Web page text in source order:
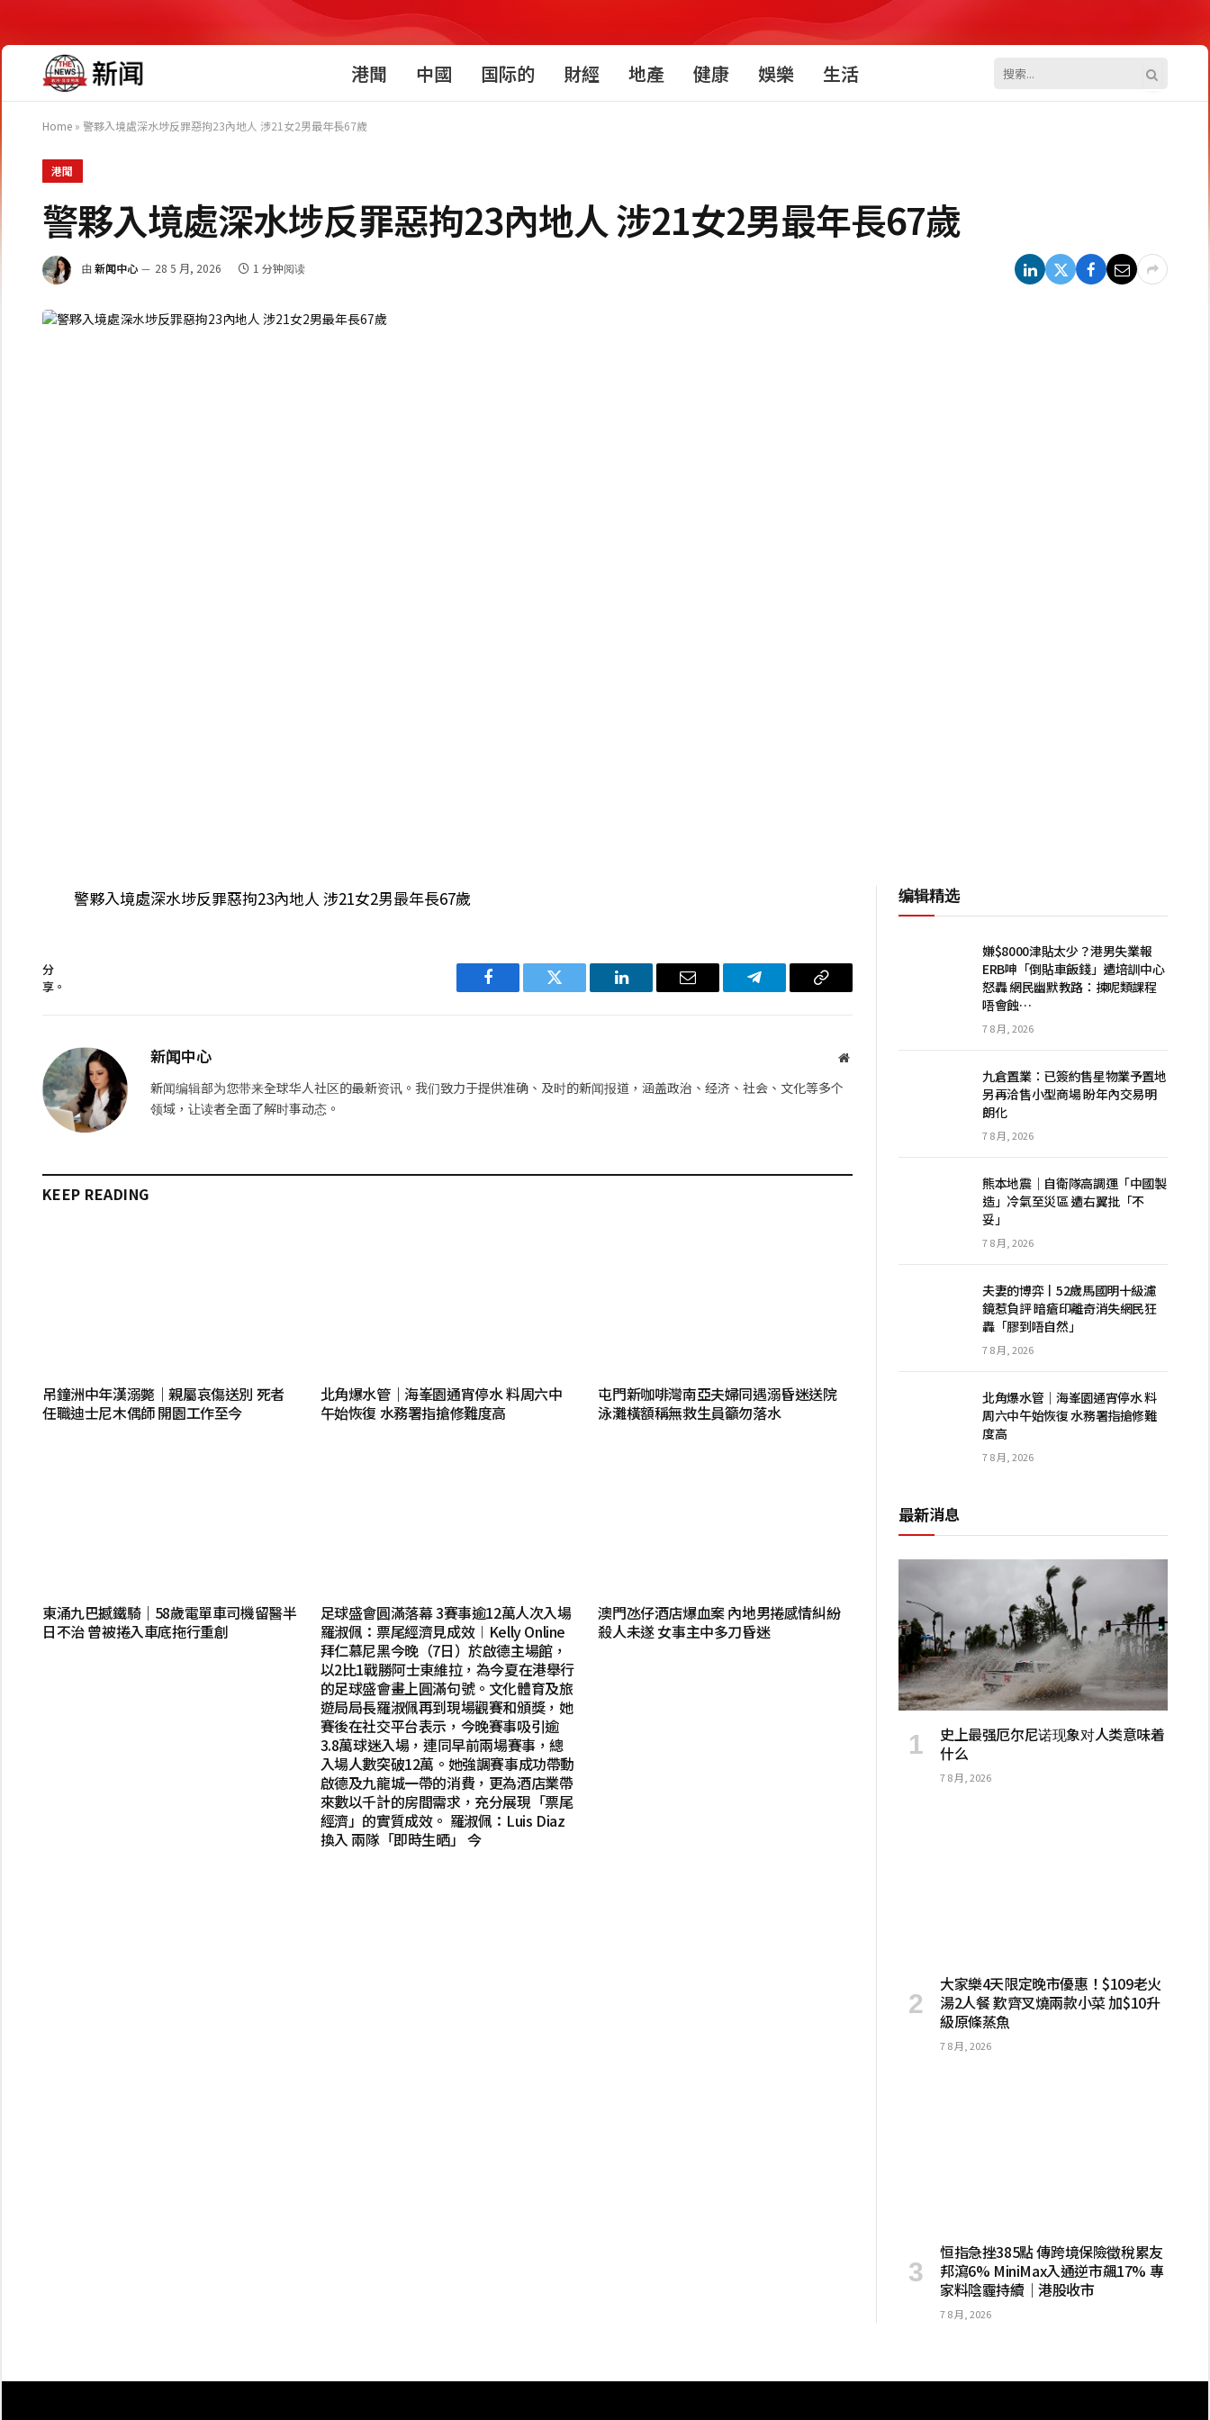
港聞 中國 国际的 財經 地產 健康 娛樂 生活
Home » 警夥入境處深水埗反罪惡拘23內地人 涉21女2男最年長67歲
港聞
警夥入境處深水埗反罪惡拘23內地人 涉21女2男最年長67歲
由 新闻中心 28 5 月, 2026 1 分钟阅读
警夥入境處深水埗反罪惡拘23內地人 涉21女2男最年長67歲
分
享。
Facebook Twitter LinkedIn 电
Telegram 复
新闻中心
网
新闻编辑部为您带来全球华人社区的最新资讯。我们致力于提供准确、及时的新闻报道，涵盖政治、经济、社会、文化等多个
领域，让读者全面了解时事动态。
KEEP READING
吊鐘洲中年漢溺斃｜親屬哀傷送別 死者
任職迪士尼木偶師 開園工作至今
北角爆水管｜海峯園通宵停水 料周六中
午始恢復 水務署指搶修難度高
屯門新咖啡灣南亞夫婦同遇溺昏迷送院
泳灘橫額稱無救生員籲勿落水
東涌九巴撼鐵騎｜58歲電單車司機留醫半
日不治 曾被捲入車底拖行重創
足球盛會圓滿落幕 3賽事逾12萬人次入場
羅淑佩：票尾經濟見成效︱Kelly Online
拜仁慕尼黑今晚（7日）於啟德主場館，
以2比1戰勝阿士東維拉，為今夏在港舉行
的足球盛會畫上圓滿句號。文化體育及旅
遊局局長羅淑佩再到現場觀賽和頒獎，她
賽後在社交平台表示，今晚賽事吸引逾
3.8萬球迷入場，連同早前兩場賽事，總
入場人數突破12萬。她強調賽事成功帶動
啟德及九龍城一帶的消費，更為酒店業帶
來數以千計的房間需求，充分展現「票尾
經濟」的實質成效。 羅淑佩：Luis Diaz
換入 兩隊「即時生晒」 今
澳門氹仔酒店爆血案 內地男捲感情糾紛
殺人未遂 女事主中多刀昏迷
编辑精选
嫌$8000津貼太少？港男失業報
ERB呻「倒貼車飯錢」遭培訓中心
怒轟 網民幽默教路：揀呢類課程
唔會蝕…
7 8 月, 2026
九倉置業：已簽約售星物業予置地
另再洽售小型商場 盼年內交易明
朗化
7 8 月, 2026
熊本地震｜自衛隊高調運「中國製
造」冷氣至災區 遭右翼批「不
妥」
7 8 月, 2026
夫妻的博弈丨52歲馬國明十級濾
鏡惹負評 暗瘡印離奇消失網民狂
轟「膠到唔自然」
7 8 月, 2026
北角爆水管｜海峯園通宵停水 料
周六中午始恢復 水務署指搶修難
度高
7 8 月, 2026
最新消息
史上最强厄尔尼诺现象对人类意味着
什么
7 8 月, 2026
大家樂4天限定晚市優惠！$109老火
湯2人餐 歎齊叉燒兩款小菜 加$10升
級原條蒸魚
7 8 月, 2026
恒指急挫385點 傳跨境保險徵稅累友
邦瀉6% MiniMax入通逆市飆17% 專
家料陰霾持續｜港股收市
7 8 月, 2026